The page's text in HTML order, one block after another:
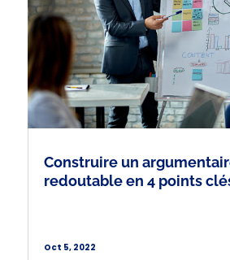
Construire un
redoutable en 4 points
Oct 5, 2022